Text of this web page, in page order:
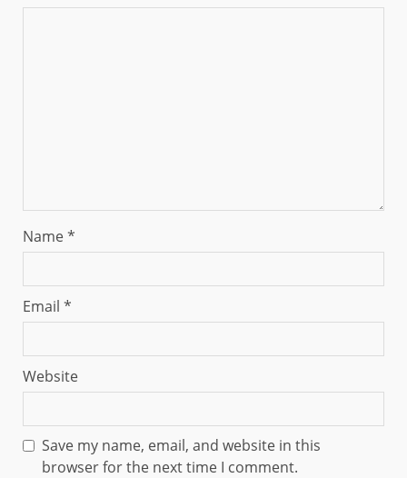
Name*
Email *
Website
Save my name, email, and website in this
browser for the next time I comment.